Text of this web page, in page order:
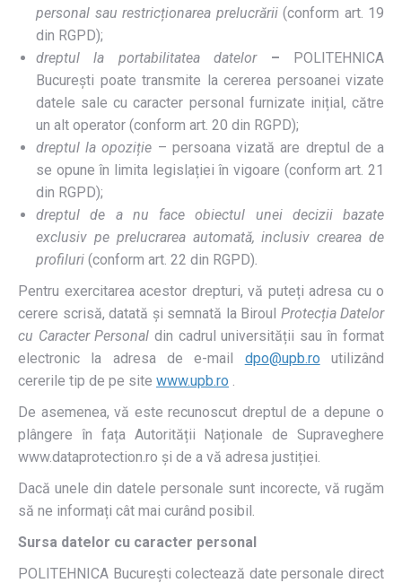
personal sau restricționarea prelucrării (conform art. 19
din RGPD);
dreptul la portabilitatea datelor­
– POLITEHNICA
București poate transmite la cererea persoanei vizate
datele sale cu caracter personal furnizate inițial, către
un alt operator (conform art. 20 din RGPD);
dreptul la opoziție – persoana vizată are dreptul de a
se opune în limita legislației în vigoare (conform art. 21
din RGPD);
dreptul de a nu face obiectul unei decizii bazate
exclusiv pe prelucrarea automată, inclusiv crearea de
profiluri (conform art. 22 din RGPD).
Pentru exercitarea acestor drepturi, vă puteți adresa cu o
cerere scrisă, datată și semnată la Biroul Protecția Datelor
cu Caracter Personal din cadrul universității sau în format
electronic la adresa de e-mail dpo@upb.ro utilizând
cererile tip de pe site www.upb.ro .
De asemenea, vă este recunoscut dreptul de a depune o
plângere în fața Autorității Naționale de Supraveghere
www.dataprotection.ro și de a vă adresa justiției.
Dacă unele din datele personale sunt incorecte, vă rugăm
să ne informați cât mai curând posibil.
Sursa datelor cu caracter personal
POLITEHNICA București colectează date personale direct